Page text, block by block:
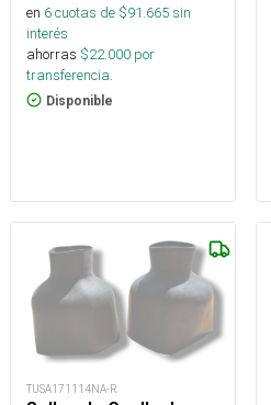
en 6cuotas de $91.665sin
interés
ahorras $22.000 por
transferencia.
Disponible
TUSA171114NA-R